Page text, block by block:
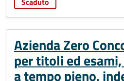
Azienda Zero
per titoli ed
a tempo pieno,